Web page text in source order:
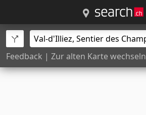
Feedback | Zur alten Karte wechseln